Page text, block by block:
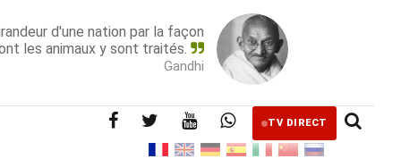
d'une nation par la façon
les animaux y sont traités.
Gandhi
TV DIRECT